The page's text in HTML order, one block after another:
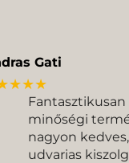
Gati
Fantasztikusan
minőségi
nagyon kedves,
udvarias